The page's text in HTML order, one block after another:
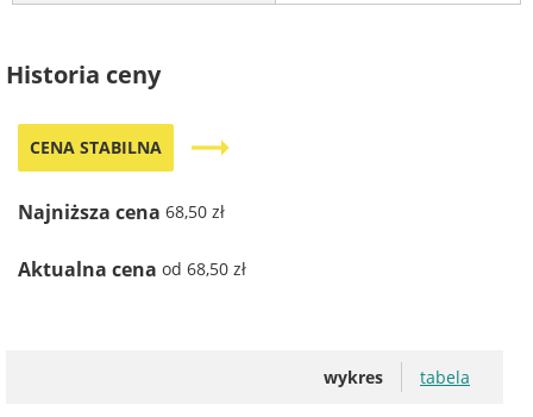
Historia ceny
CENA STABILNA trending_flat
Najniższa cena 68,50 zł
Aktualna cena od 68,50 zł
wykres tabela